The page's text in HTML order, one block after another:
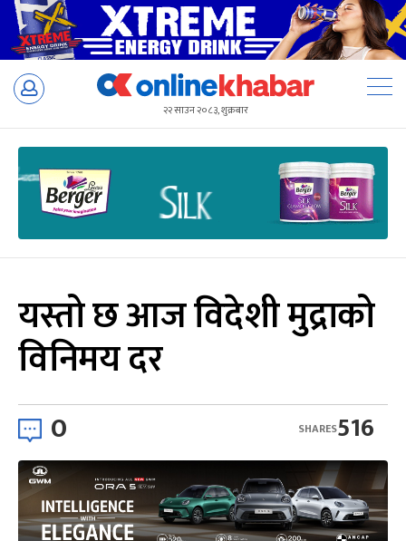
Skip
२२ साउन २०८३, शुक्रबार
यस्तो छ आज विदेशी मुद्राको
विनिमय दर
0 516
SHARES